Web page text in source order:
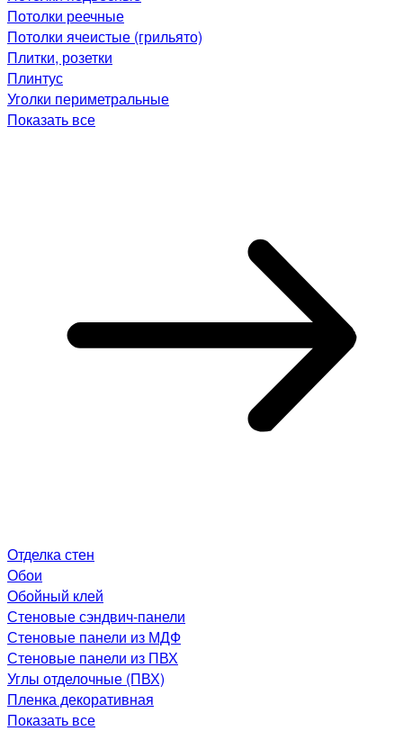
Потолки реечные
Потолки ячеистые (грильято)
Плитки, розетки
Плинтус
Уголки периметральные
Показать все
Отделка стен
Обои
Обойный клей
Стеновые сэндвич-панели
Стеновые панели из МДФ
Стеновые панели из ПВХ
Углы отделочные (ПВХ)
Пленка декоративная
Показать все